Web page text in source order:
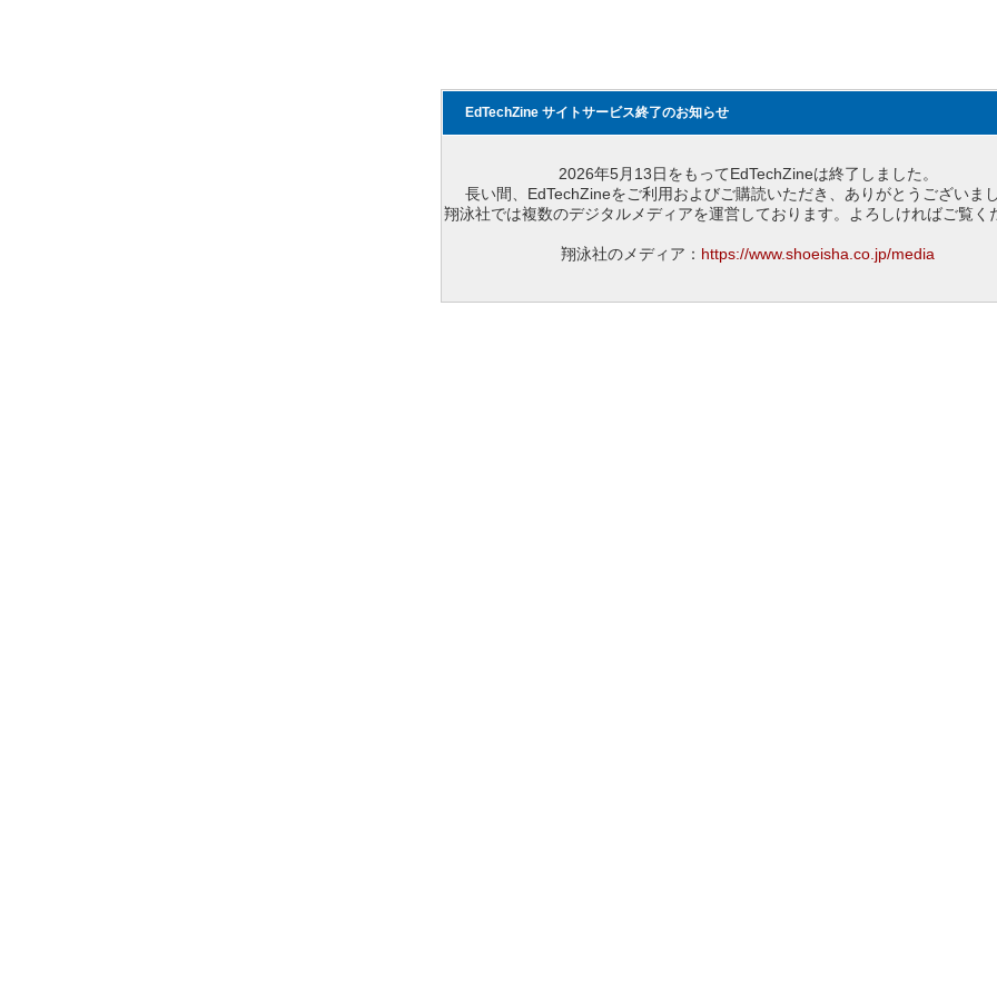
EdTechZine サイトサービス終了のお知らせ
2026年5月13日をもってEdTechZineは終了しました。
長い間、EdTechZineをご利用およびご購読いただき、ありがとうございまし
翔泳社では複数のデジタルメディアを運営しております。よろしければご覧く
翔泳社のメディア： https://www.shoeisha.co.jp/media